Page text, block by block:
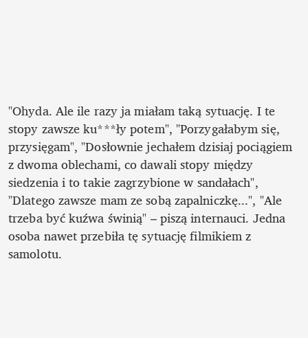
"Ohyda. Ale ile razy ja miałam taką sytuację. I te
stopy zawsze ku***ły potem", "Porzygałabym się,
przysięgam", "Dosłownie jechałem dzisiaj pociągiem
z dwoma oblechami, co dawali stopy między
siedzenia i to takie zagrzybione w sandałach",
"Dlatego zawsze mam ze sobą zapalniczkę...", "Ale
trzeba być kuźwa świnią" – piszą internauci. Jedna
osoba nawet przebiła tę sytuację filmikiem z
samolotu.